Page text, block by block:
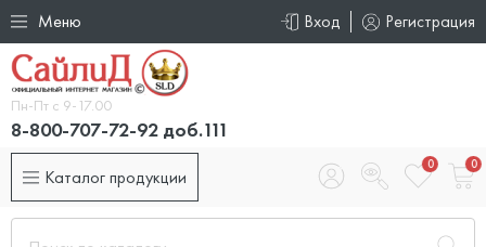
Меню Вход Регистрация
Пн-Пт с 9-17.00
8-800-707-72-92 доб.111
Каталог продукции
0 0